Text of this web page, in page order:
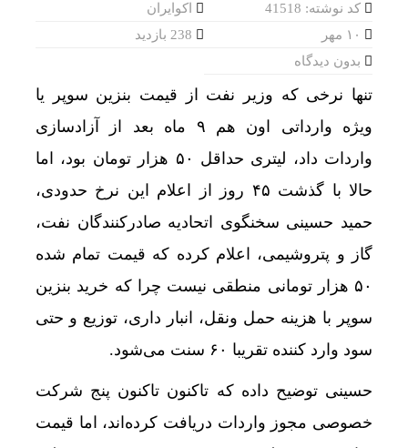
کد نوشته: 41518
اکوایران
بدون دیدگاه
تنها نرخی که وزیر نفت از قیمت بنزین سوپر یا
ویژه وارداتی اون هم ۹ ماه بعد از آزادسازی
واردات داد، لیتری حداقل ۵۰ هزار تومان بود، اما
حالا با گذشت ۴۵ روز از اعلام این نرخ حدودی،
حمید حسینی سخنگوی اتحادیه صادرکنندگان نفت،
گاز و پتروشیمی، اعلام کرده که قیمت تمام شده
۵۰ هزار تومانی منطقی نیست چرا که خرید بنزین
سوپر با هزینه حمل ونقل، انبار داری، توزیع و حتی
سود وارد کننده تقریبا ۶۰ سنت می‌شود.
حسینی توضیح داده که تاکنون تاکنون پنج شرکت
خصوصی مجوز واردات دریافت کرده‌اند، اما قیمت